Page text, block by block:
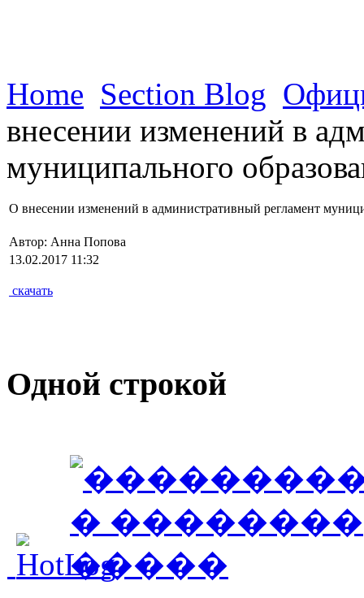
Home Section Blog
внесении изменений в
муниципального
О внесении изменений в административный регламент
Автор: Анна Попова
13.02.2017 11:32
скачать
Одной строкой